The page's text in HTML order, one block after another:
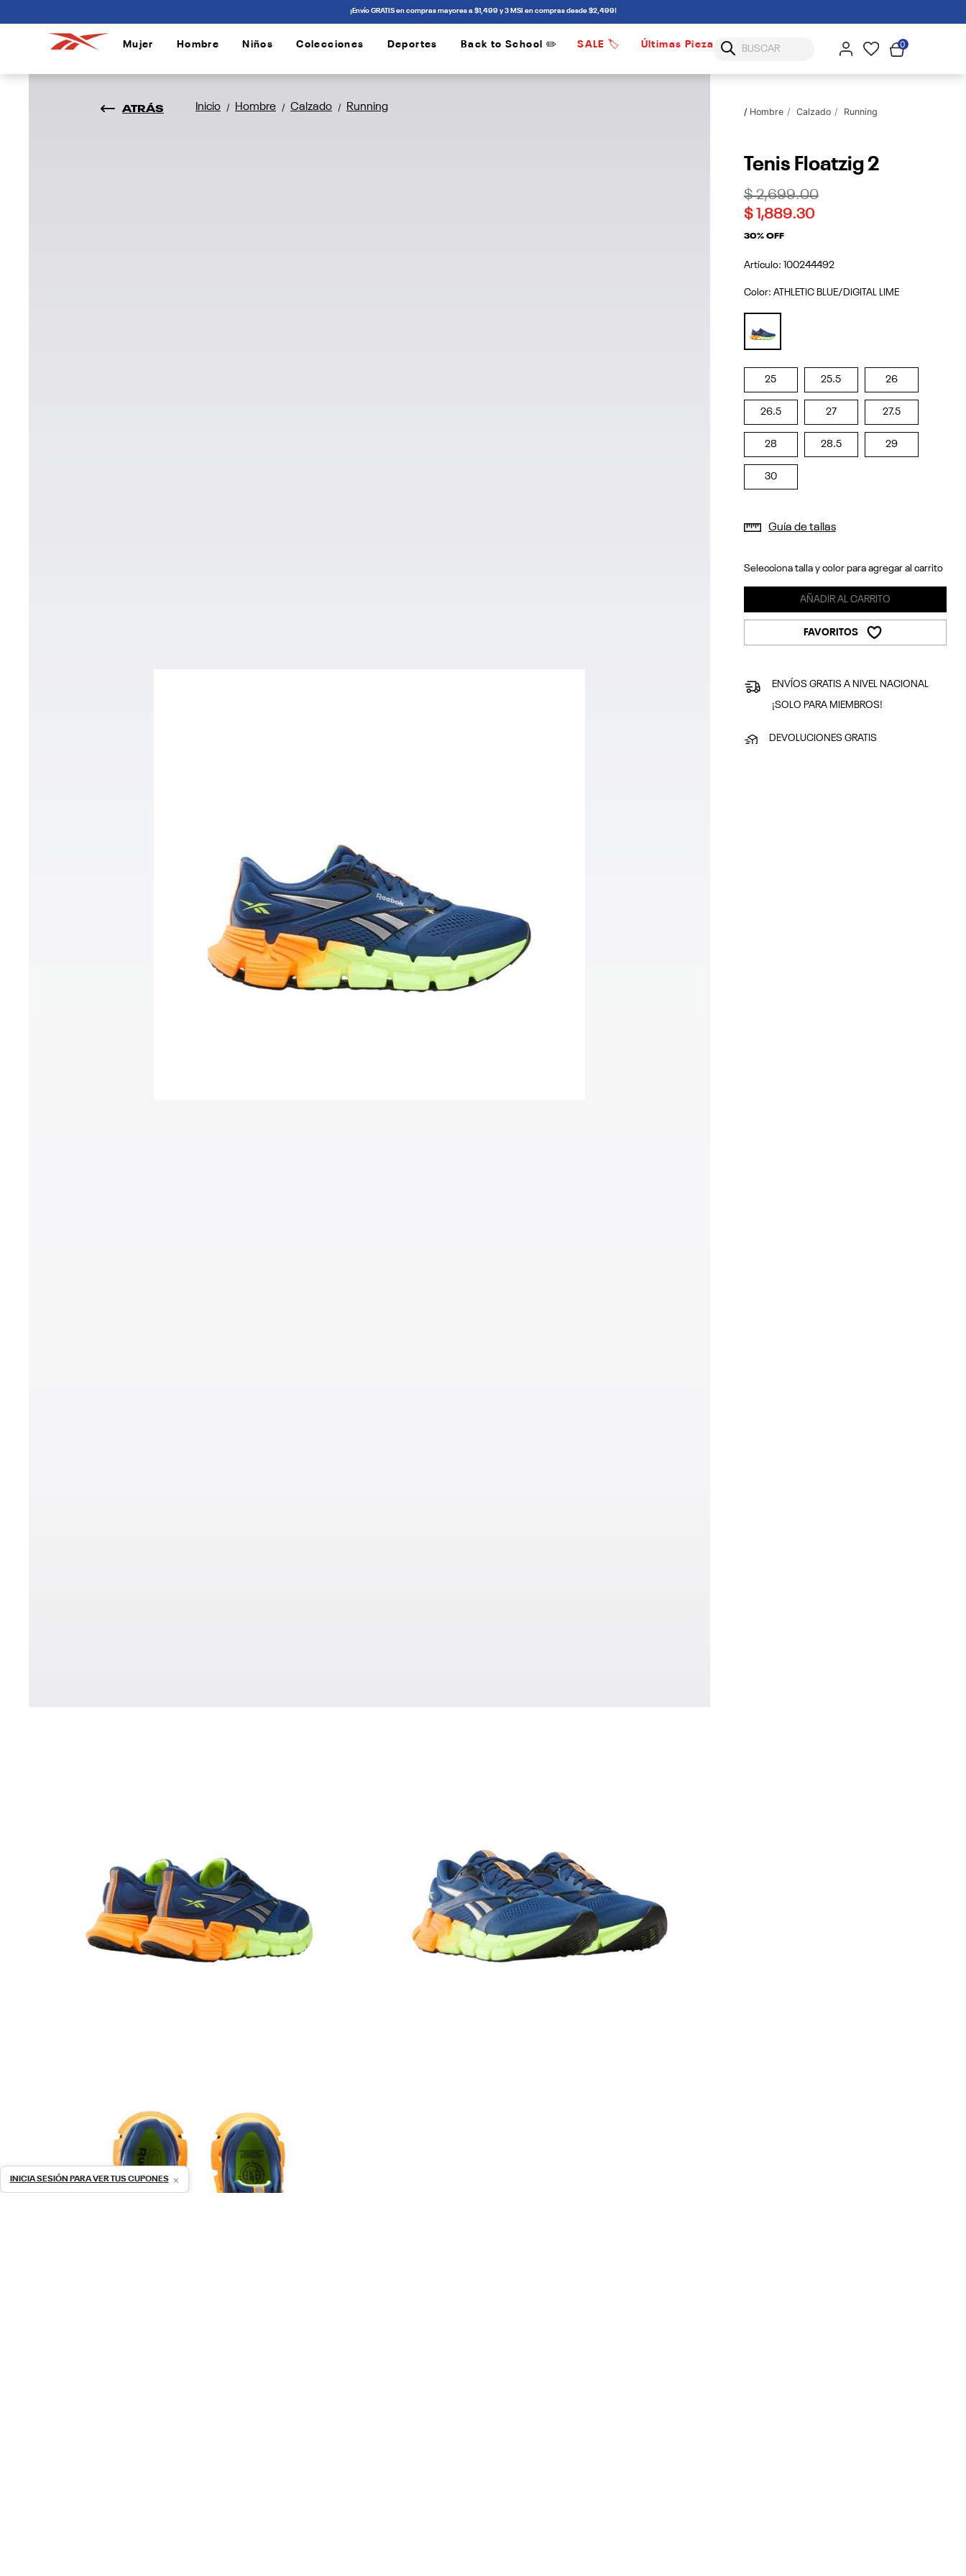
¡Envío GRATIS en compras mayores a $1,499 y 3 MSI en compras desde $2,499!
Mujer Hombre Niños Colecciones Deportes Back to School ✏️ SALE 🏷️ Últimas Piezas 0
ATRÁS Inicio / Hombre / Calzado / Running Hombre Calzado Running
Tenis Floatzig 2
Price reduced from
$ 2,699.00to
$ 1,889.30
30% OFF
Artículo: 100244492
Color: ATHLETIC BLUE/DIGITAL LIME
25 25.5 26
26.5 27 27.5
28 28.5 29
30
Guía de tallas
Selecciona talla y color para agregar al carrito
AÑADIR AL CARRITO
FAVORITOS
ENVÍOS GRATIS A NIVEL NACIONAL
¡SOLO PARA MIEMBROS!
DEVOLUCIONES GRATIS
INICIA SESIÓN PARA VER TUS CUPONES ×